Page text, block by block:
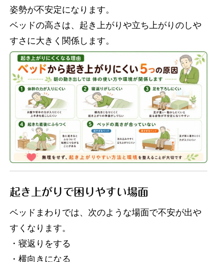
姿勢が不安定になります。
ベッドの高さは、起き上がりや立ち上がりのしや
すさに大きく関係します。
起き上がりで困りやすい場面
ベッドまわりでは、次のような場面で不安が出や
すくなります。
・寝返りをする
・横向きになる